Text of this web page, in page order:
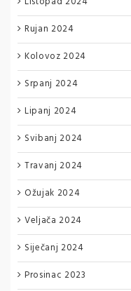
Rujan 2024
Kolovoz 2024
Srpanj 2024
Lipanj 2024
Svibanj 2024
Travanj 2024
Ožujak 2024
Veljača 2024
Siječanj 2024
Prosinac 2023